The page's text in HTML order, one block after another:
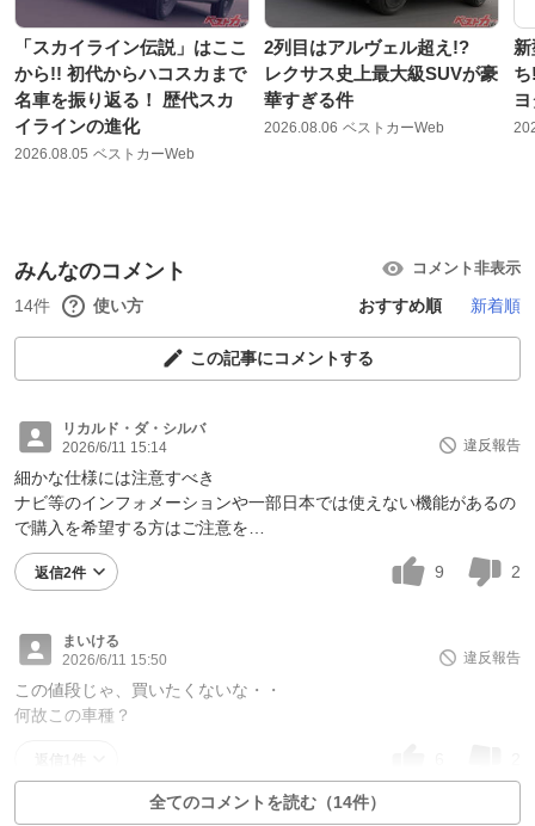
「スカイライン伝説」はここ
から!! 初代からハコスカまで
名車を振り返る！ 歴代スカ
イラインの進化
2026.08.05 ベストカーWeb
2列目はアルヴェル超え!?
レクサス史上最大級SUVが豪
華すぎる件
2026.08.06 ベストカーWeb
みんなのコメント コメント非表示
14件 使い方 おすすめ順 新着順
この記事にコメントする
リカルド・ダ・シルバ
2026/6/11 15:14
違反報告
細かな仕様には注意すべき
ナビ等のインフォメーションや一部日本では使えない機能があるの
で購入を希望する方はご注意を…
返信2件 9 2
まいける
2026/6/11 15:50
違反報告
この値段じゃ、買いたくないな・・
何故この車種？
全てのコメントを読む（14件）